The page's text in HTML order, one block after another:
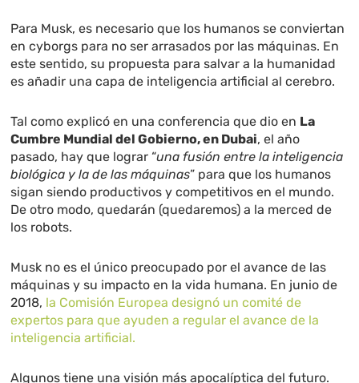
Para Musk, es necesario que los humanos se conviertan
en cyborgs para no ser arrasados por las máquinas. En
este sentido, su propuesta para salvar a la humanidad
es añadir una capa de inteligencia artificial al cerebro.
Tal como explicó en una conferencia que dio en La
Cumbre Mundial del Gobierno, en Dubai, el año
pasado, hay que lograr “una fusión entre la inteligencia
biológica y la de las máquinas” para que los humanos
sigan siendo productivos y competitivos en el mundo.
De otro modo, quedarán (quedaremos) a la merced de
los robots.
Musk no es el único preocupado por el avance de las
máquinas y su impacto en la vida humana. En junio de
2018, la Comisión Europea designó un comité de
expertos para que ayuden a regular el avance de la
inteligencia artificial.
Algunos tiene una visión más apocalíptica del futuro.